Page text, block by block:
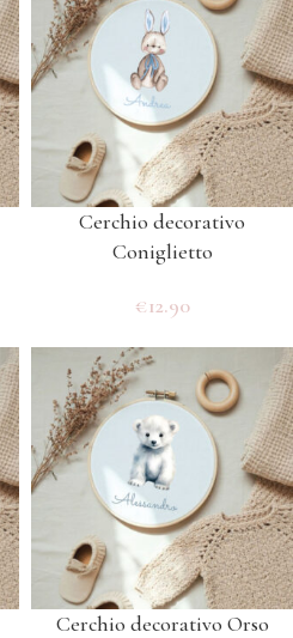
Cerchio decorativo
Coniglietto
€12.90
Cerchio decorativo Orso